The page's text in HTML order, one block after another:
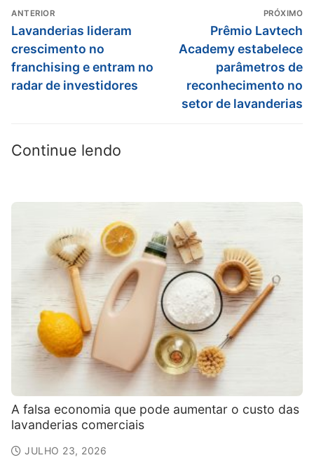
ANTERIOR
Lavanderias lideram
crescimento no
franchising e entram no
radar de investidores
PRÓXIMO
Prêmio Lavtech
Academy estabelece
parâmetros de
reconhecimento no
setor de lavanderias
Continue lendo
A falsa economia que pode aumentar o custo das
lavanderias comerciais
JULHO 23, 2026